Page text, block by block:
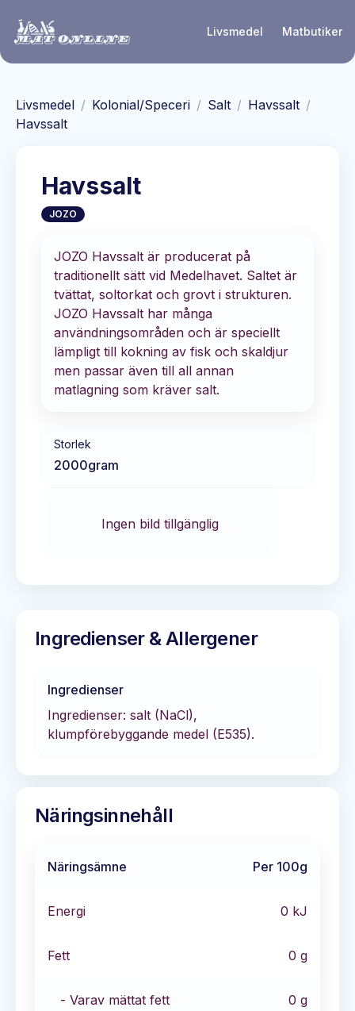
Livsmedel Matbutiker
Livsmedel / Kolonial/Speceri / Salt / Havssalt /
Havssalt
Havssalt
JOZO
JOZO Havssalt är producerat på
traditionellt sätt vid Medelhavet. Saltet är
tvättat, soltorkat och grovt i strukturen.
JOZO Havssalt har många
användningsområden och är speciellt
lämpligt till kokning av fisk och skaldjur
men passar även till all annan
matlagning som kräver salt.
Storlek
2000gram
Ingen bild tillgänglig
Ingredienser & Allergener
Ingredienser
Ingredienser: salt (NaCl),
klumpförebyggande medel (E535).
Näringsinnehåll
Näringsämne Per 100g
Energi 0 kJ
Fett 0 g
- Varav mättat fett 0 g